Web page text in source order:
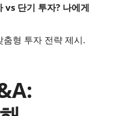
vs 단기 투자? 나에게
형 투자 전략 제시.